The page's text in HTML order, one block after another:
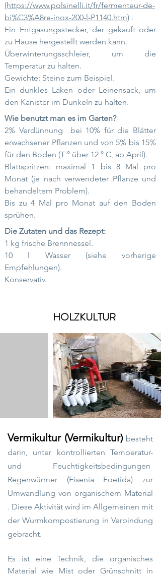
(https://www.polsinelli.it/fr/fermenteur-de-
bi%C3%A8re-inox-200-l-P1140.htm) .
Ein Entgasungsstecker, der gekauft oder
zu Hause hergestellt werden kann.
Überwinterungsschleier, um die
Temperatur zu halten.
Gewichte: Steine zum Beispiel.
Ein dunkles Laken oder Leinensack, um
den Kanister im Dunkeln zu halten.
Wie benutzt man es im Garten?
2% Verdünnung
bei 10% für die Blätter
erwachsener Pflanzen und von 5% bis 15%
für den Boden (T ° über 12 ° C, ab April).
Blattspritzen: maximal 1 bis 8 Mal pro
Monat (je nach verwendeter Pflanze und
behandeltem Problem).
Bis zu 4 Mal pro Monat auf den Boden
sprühen.
Die Zutaten und das Rezept:
1 kg frische Brennnessel.
10 l Wasser (siehe vorherige
Empfehlungen).
Konservativ.
HOLZKULTUR
Vermikultur (Vermikultur) besteht
darin, unter kontrollierten Temperatur-
und Feuchtigkeitsbedingungen
Regenwürmer (Eisenia Foetida) zur
Umwandlung von organischem Material
. Diese Aktivität wird im Allgemeinen mit
derWurmkompostierung in Verbindung
gebracht.
Es ist eine Technik, die organisches
Material wie MistoderGrünschnitt in